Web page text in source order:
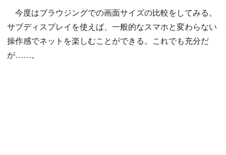
今度はブラウジングでの画面サイズの比較をしてみる。
サブディスプレイを使えば、一般的なスマホと変わらない
操作感でネットを楽しむことができる。これでも充分だ
が……。